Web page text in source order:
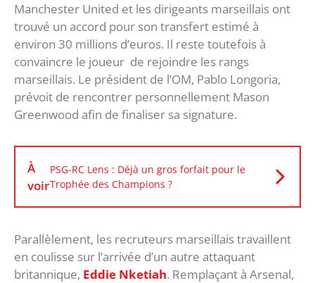
Manchester United et les dirigeants marseillais ont
trouvé un accord pour son transfert estimé à
environ 30 millions d’euros. Il reste toutefois à
convaincre le joueur de rejoindre les rangs
marseillais. Le président de l’OM, Pablo Longoria,
prévoit de rencontrer personnellement Mason
Greenwood afin de finaliser sa signature.
À
voir
PSG-RC Lens : Déjà un gros forfait pour le
Trophée des Champions ?
Parallèlement, les recruteurs marseillais travaillent
en coulisse sur l’arrivée d’un autre attaquant
britannique, Eddie Nketiah. Remplaçant à Arsenal,